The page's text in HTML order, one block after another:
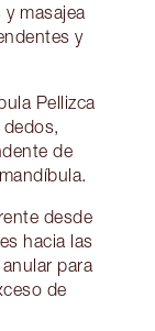
masajea
y
Pellizca
de
desde
hacia las
para
de